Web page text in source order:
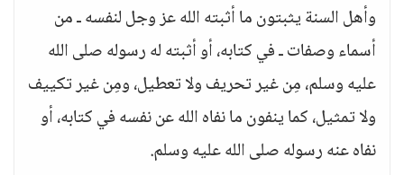
وأهل السنة يثبتون ما أثبته الله عز وجل لنفسه ـ من
أسماء وصفات ـ في كتابه، أو أثبته له رسوله صلى الله
عليه وسلم، مِن غير تحريف ولا تعطيل، ومِن غير تكييف
ولا تمثيل، كما ينفون ما نفاه الله عن نفسه في كتابه، أو
نفاه عنه رسوله صلى الله عليه وسلم.